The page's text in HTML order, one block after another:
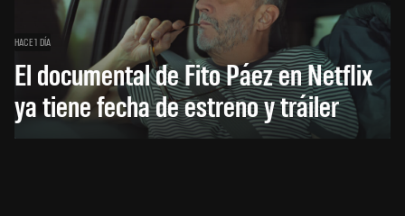
HACE 1 DÍA
El documental de Fito Páez en Netflix
ya tiene fecha de estreno y tráiler